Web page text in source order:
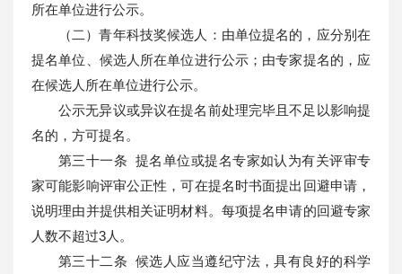
所在单位进行公示。
（二）青年科技奖候选人：由单位提名的，应分别在
提名单位、候选人所在单位进行公示；由专家提名的，应
在候选人所在单位进行公示。
公示无异议或异议在提名前处理完毕且不足以影响提
名的，方可提名。
第三十一条 提名单位或提名专家如认为有关评审专
家可能影响评审公正性，可在提名时书面提出回避申请，
说明理由并提供相关证明材料。每项提名申请的回避专家
人数不超过3人。
第三十二条 候选人应当遵纪守法，具有良好的科学